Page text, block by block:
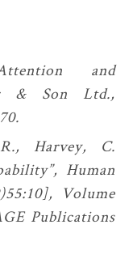
and
& Son Ltd.,
Harvey, C.
Human
Volume
Publications